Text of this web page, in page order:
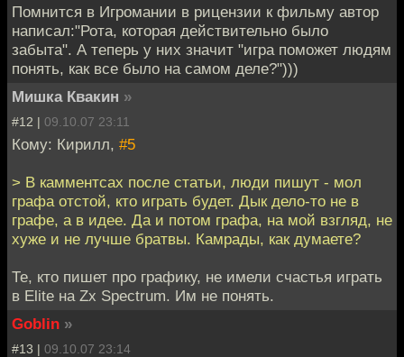
Помнится в Игромании в рицензии к фильму автор
написал:"Рота, которая действительно было
забыта". А теперь у них значит "игра поможет людям
понять, как все было на самом деле?")))
Мишка Квакин »
#12 | 09.10.07 23:11
Кому: Кирилл, #5
> В камментсах после статьи, люди пишут - мол
графа отстой, кто играть будет. Дык дело-то не в
графе, а в идее. Да и потом графа, на мой взгляд, не
хуже и не лучше братвы. Камрады, как думаете?
Те, кто пишет про графику, не имели счастья играть
в Elite на Zx Spectrum. Им не понять.
Goblin »
#13 | 09.10.07 23:14